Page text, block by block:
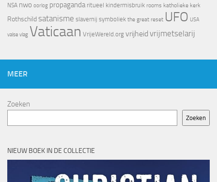
NSA nwo oorlog propaganda ritueel kindermisbruik rooms katholieke kerk
Rothschild satanisme slavernij symboliek the great reset UFO USA
valse vlag Vaticaan VrijeWereld.org vrijheid vrijmetselarij
MEER
Zoeken
Zoeken
NIEUW BOEK IN DE COLLECTIE